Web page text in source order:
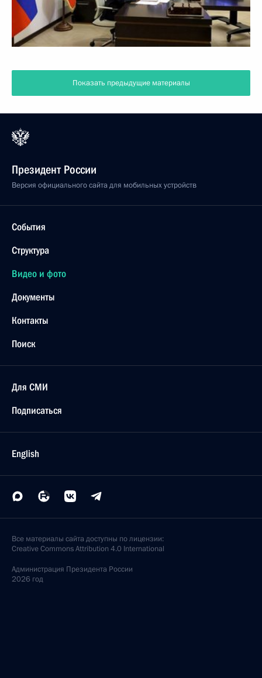
Показать предыдущие материалы
Президент России
Версия официального сайта для мобильных устройств
События
Структура
Видео и фото
Документы
Контакты
Поиск
Для СМИ
Подписаться
English
Все материалы сайта доступны по лицензии:
Creative Commons Attribution 4.0 International
Администрация Президента России
2026 год